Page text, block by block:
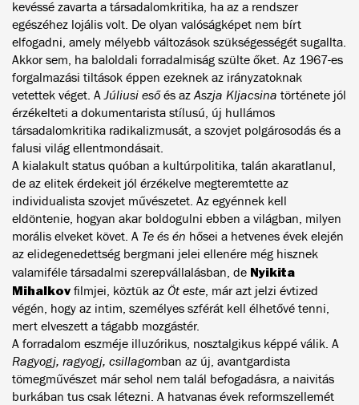
kevéssé zavarta a társadalomkritika, ha az a rendszer
egészéhez lojális volt. De olyan valóságképet nem bírt
elfogadni, amely mélyebb változások szükségességét sugallta.
Akkor sem, ha baloldali forradalmiság szülte őket. Az 1967-es
forgalmazási tiltások éppen ezeknek az irányzatoknak
vetettek véget. AJúliusi esőés azAszja Kljacsina története jól
érzékelteti a dokumentarista stílusú, új hullámos
társadalomkritika radikalizmusát, a szovjet polgárosodás és a
falusi világ ellentmondásait.
A kialakult status quóban a kultúrpolitika, talán akaratlanul,
de az elitek érdekeit jól érzékelve megteremtette az
individualista szovjet művészetet. Az egyénnek kell
eldöntenie, hogyan akar boldogulni ebben a világban, milyen
morális elveket követ. A Te és én hősei a hetvenes évek elején
az elidegenedettség bergmani jelei ellenére még hisznek
valamiféle társadalmi szerepvállalásban, de Nyikita
Mihalkov filmjei, köztük az Öt este, már azt jelzi évtized
végén, hogy az intim, személyes szférát kell élhetővé tenni,
mert elveszett a tágabb mozgástér.
A forradalom eszméje illuzórikus, nosztalgikus képpé válik. A
Ragyogj, ragyogj, csillagomban az új, avantgardista
tömegművészet már sehol nem talál befogadásra, a naivitás
burkában tus csak létezni. A hatvanas évek reformszellemét